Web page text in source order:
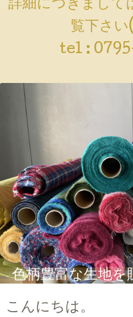
詳細につきまして
覧下さ
tel :
色柄豊富な生地を
こんにちは。